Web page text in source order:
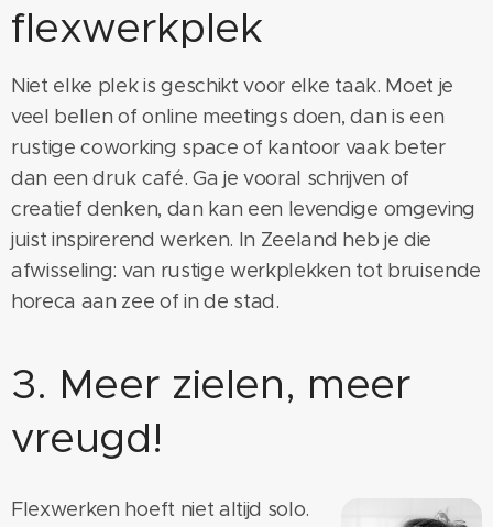
flexwerkplek
Niet elke plek is geschikt voor elke taak. Moet je
veel bellen of online meetings doen, dan is een
rustige coworking space of kantoor vaak beter
dan een druk café. Ga je vooral schrijven of
creatief denken, dan kan een levendige omgeving
juist inspirerend werken. In Zeeland heb je die
afwisseling: van rustige werkplekken tot bruisende
horeca aan zee of in de stad.
3. Meer zielen, meer
vreugd!
Flexwerken hoeft niet altijd solo.